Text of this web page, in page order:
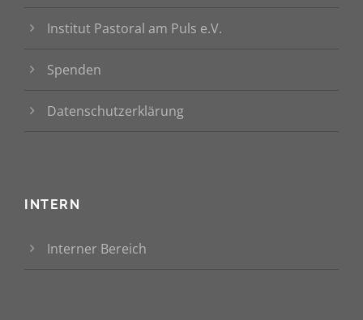
Institut Pastoral am Puls e.V.
Spenden
Datenschutzerklärung
INTERN
Interner Bereich